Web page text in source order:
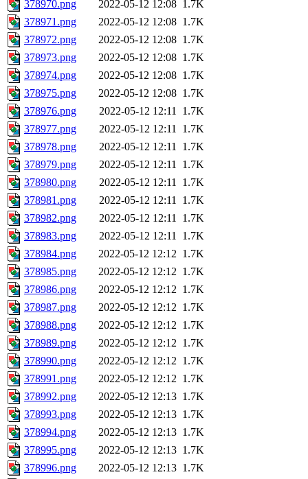
378970.png
2022-05-12 12:08 1.7K
378971.png
2022-05-12 12:08 1.7K
378972.png
2022-05-12 12:08 1.7K
378973.png
2022-05-12 12:08 1.7K
378974.png
2022-05-12 12:08 1.7K
378975.png
2022-05-12 12:08 1.7K
378976.png
2022-05-12 12:11 1.7K
378977.png
2022-05-12 12:11 1.7K
378978.png
2022-05-12 12:11 1.7K
378979.png
2022-05-12 12:11 1.7K
378980.png
2022-05-12 12:11 1.7K
378981.png
2022-05-12 12:11 1.7K
378982.png
2022-05-12 12:11 1.7K
378983.png
2022-05-12 12:11 1.7K
378984.png
2022-05-12 12:12 1.7K
378985.png
2022-05-12 12:12 1.7K
378986.png
2022-05-12 12:12 1.7K
378987.png
2022-05-12 12:12 1.7K
378988.png
2022-05-12 12:12 1.7K
378989.png
2022-05-12 12:12 1.7K
378990.png
2022-05-12 12:12 1.7K
378991.png
2022-05-12 12:12 1.7K
378992.png
2022-05-12 12:13 1.7K
378993.png
2022-05-12 12:13 1.7K
378994.png
2022-05-12 12:13 1.7K
378995.png
2022-05-12 12:13 1.7K
378996.png
2022-05-12 12:13 1.7K